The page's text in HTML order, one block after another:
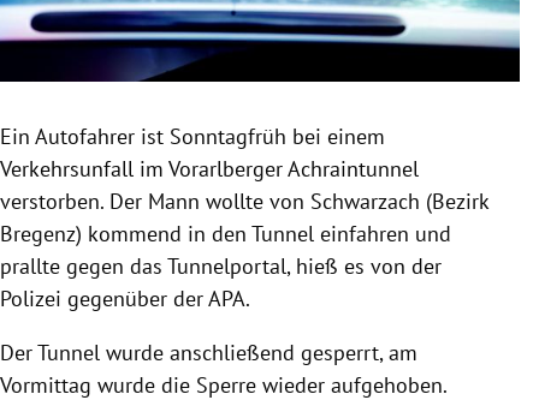
Untermenü
Untermenü
Untermenü
Ein Autofahrer ist Sonntagfrüh bei einem
Verkehrsunfall im Vorarlberger Achraintunnel
verstorben. Der Mann wollte von Schwarzach (Bezirk
Bregenz) kommend in den Tunnel einfahren und
prallte gegen das Tunnelportal, hieß es von der
Polizei gegenüber der APA.
Der Tunnel wurde anschließend gesperrt, am
Vormittag wurde die Sperre wieder aufgehoben.